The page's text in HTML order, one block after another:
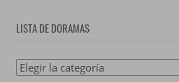
LISTA DE DORAMAS
Lista